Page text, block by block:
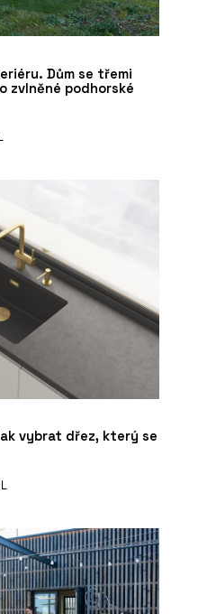
Dům se třemi
zvlněné podhorské
vybrat dřez, který se